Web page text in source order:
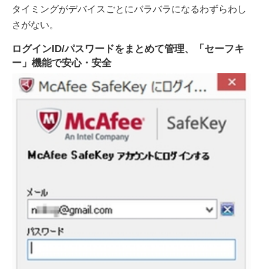
タイミングがデバイスごとにバラバラになるわずらわし
さがない。
ログインID/パスワードをまとめて管理、「セーフキ
ー」機能で安心・安全